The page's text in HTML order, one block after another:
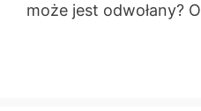
może jest odwołany?